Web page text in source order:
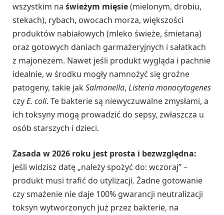
wszystkim na świeżym mięsie(mielonym, drobiu,
stekach), rybach, owocach morza, większości
produktów nabiałowych (mleko świeże, śmietana)
oraz gotowych daniach garmażeryjnych i sałatkach
z majonezem. Nawet jeśli produkt wygląda i pachnie
idealnie, w środku mogły namnożyć się groźne
patogeny, takie jakSalmonella, Listeria monocytogenes
czyE. coli. Te bakterie są niewyczuwalne zmysłami, a
ich toksyny mogą prowadzić do sepsy, zwłaszcza u
osób starszych i dzieci.
Zasada w 2026 roku jest prosta i bezwzględna:
jeśli widzisz datę „należy spożyć do: wczoraj” –
produkt musi trafić do utylizacji. Żadne gotowanie
czy smażenie nie daje 100% gwarancji neutralizacji
toksyn wytworzonych już przez bakterie, na